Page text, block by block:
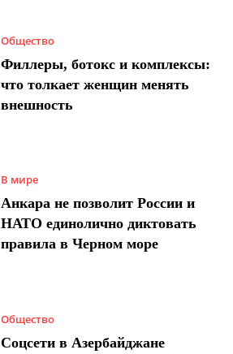
Общество
Филлеры, ботокс и комплексы:
что толкает женщин менять
внешность
В мире
Анкара не позволит России и
НАТО единолично диктовать
правила в Черном море
Общество
Соцсети в Азербайджане